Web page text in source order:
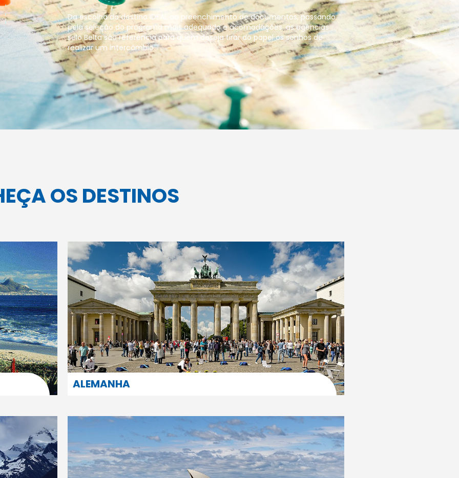
Da escolha do destino IDEAL ao preenchimento de documentos, passando
pela seleção do programa mais adequado e acomodações, as agências
selo Belta são referência para quem deseja tirar do papel os sonhos de
realizar um intercâmbio.
OS DESTINOS
ALEMANHA